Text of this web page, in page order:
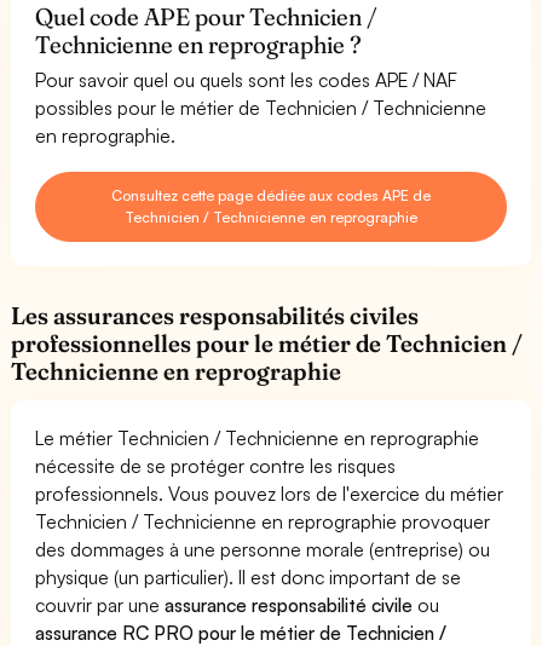
Quel code APE pour Technicien /
Technicienne en reprographie ?
Pour savoir quel ou quels sont les codes APE / NAF
possibles pour le métier de Technicien / Technicienne
en reprographie.
Consultez cette page dédiée aux codes APE de
Technicien / Technicienne en reprographie
Les assurances responsabilités civiles
professionnelles pour le métier de Technicien /
Technicienne en reprographie
Le métier Technicien / Technicienne en reprographie
nécessite de se protéger contre les risques
professionnels. Vous pouvez lors de l'exercice du métier
Technicien / Technicienne en reprographie provoquer
des dommages à une personne morale (entreprise) ou
physique (un particulier). Il est donc important de se
couvrir par uneassurance responsabilité civile ou
assurance RC PRO pour le métier de Technicien /